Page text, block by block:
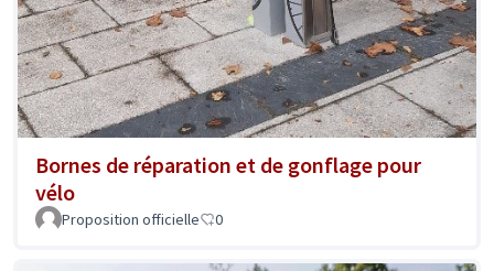
Bornes de réparation et de gonflage pour
vélo
Proposition officielle 0